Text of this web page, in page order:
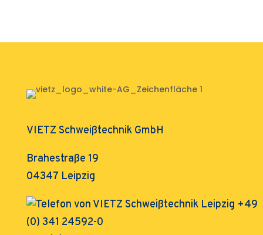
VIETZ Schweißtechnik GmbH
Brahestraße 19
04347 Leipzig